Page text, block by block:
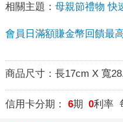
相關主題： 母親節禮物 快
會員日滿額賺金幣回饋最
商品尺寸： 長17cm X 寬
信用卡分期： 6期 0利率